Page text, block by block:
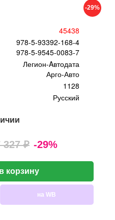
-29%
45438
978-5-93392-168-4
978-5-9545-0083-7
Легион-Aвтодата
Арго-Авто
1128
Русский
327 ₽ -29%
корзину
на WB